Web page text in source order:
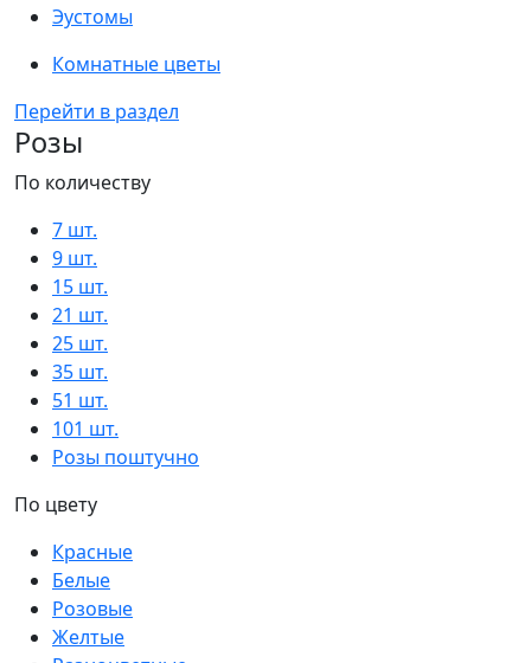
Эустомы
Комнатные цветы
Перейти в раздел
Розы
По количеству
7 шт.
9 шт.
15 шт.
21 шт.
25 шт.
35 шт.
51 шт.
101 шт.
Розы поштучно
По цвету
Красные
Белые
Розовые
Желтые